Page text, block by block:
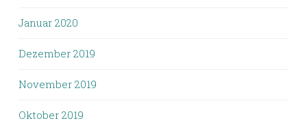
Januar 2020
Dezember 2019
November 2019
Oktober 2019